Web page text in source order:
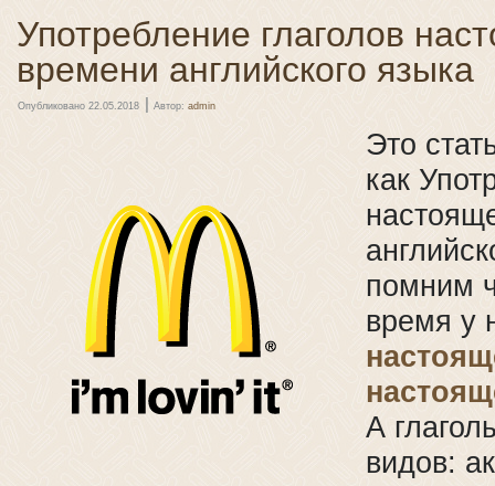
Употребление глаголов
времени английского языка
Опубликовано 22.05.2018 | Автор: admin
Это
как
помним
время у
А
видов: